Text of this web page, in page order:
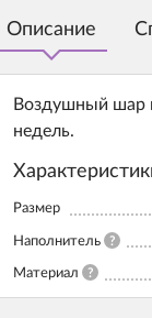
Описание
Воздушный шар
недель.
Размер
Наполнитель ?
Материал ?